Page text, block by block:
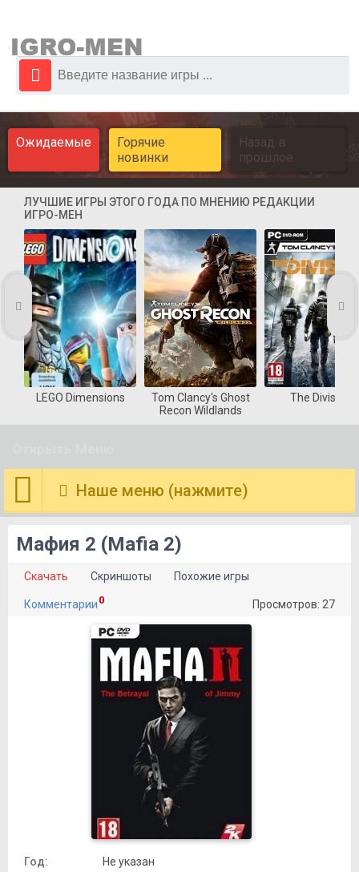
Ожидаемые
Горячие
новинки
Назад в
прошлое
ЛУЧШИЕ ИГРЫ ЭТОГО ГОДА ПО МНЕНИЮ РЕДАКЦИИ
ИГРО-МЕН
LEGO Dimensions
Tom Clancy's Ghost
Recon Wildlands
The Division
Наше меню (нажмите)
Мафия 2 (Mafia 2)
Скачать Скриншоты Похожие игры
Комментарии 0 Просмотров: 27
Год:
Не указан